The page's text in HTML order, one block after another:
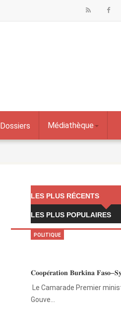
Dossiers Médiathèque
LES PLUS RÉCENTS
LES PLUS POPULAIRES
𝐂𝐨𝐨𝐩𝐞́𝐫𝐚𝐭𝐢𝐨𝐧 𝐁𝐮𝐫𝐤𝐢𝐧𝐚
‎Le Camarade Premier
Gouve…
POLITIQUE